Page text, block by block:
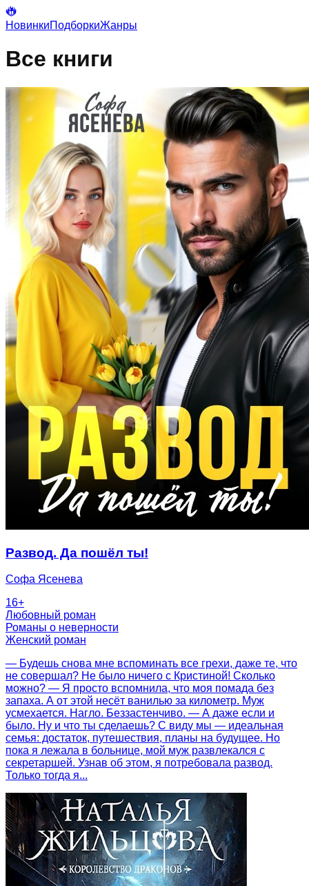
НовинкиПодборкиЖанры
Все книги
Развод. Да пошёл ты!
Софа Ясенева
16+
Любовный роман
Романы о неверности
Женский роман
— Будешь снова мне вспоминать все грехи, даже те, что
не совершал? Не было ничего с Кристиной! Сколько
можно? — Я просто вспомнила, что моя помада без
запаха. А от этой несёт ванилью за километр. Муж
усмехается. Нагло. Беззастенчиво. — А даже если и
было. Ну и что ты сделаешь? С виду мы — идеальная
семья: достаток, путешествия, планы на будущее. Но
пока я лежала в больнице, мой муж развлекался с
секретаршей. Узнав об этом, я потребовала развод.
Только тогда я...